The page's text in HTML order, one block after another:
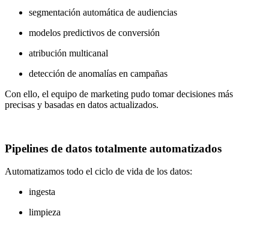
segmentación automática de audiencias
modelos predictivos de conversión
atribución multicanal
detección de anomalías en campañas
Con ello, el equipo de marketing pudo tomar decisiones más
precisas y basadas en datos actualizados.
Pipelines de datos totalmente automatizados
Automatizamos todo el ciclo de vida de los datos:
ingesta
limpieza